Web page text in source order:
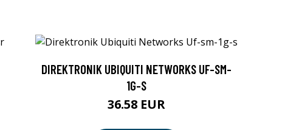
DIREKTRONIK UBIQUITI NETWORKS UF-SM-
1G-S
36.58 EUR